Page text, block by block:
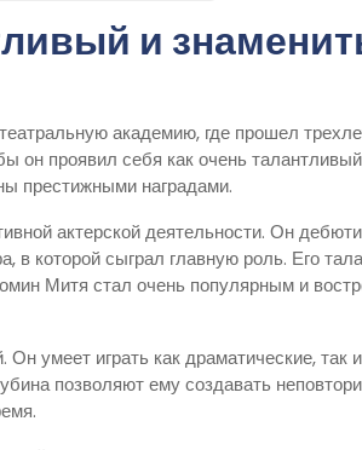
и
академию, где прошел
он проявил себя как очень
престижными наградами.
актерской деятельности. Он
в которой сыграл главную роль. Его
Митя стал очень популярным и
умеет играть как драматические, так и
позволяют ему создавать